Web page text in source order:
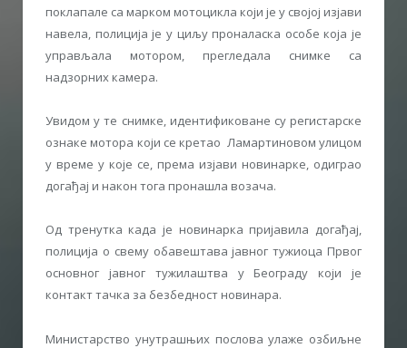
поклапале са марком мотоцикла који је у својој изјави
навела, полиција је у циљу проналаска особе која је
управљала мотором, прегледала снимке са
надзорних камера.
Увидом у те снимке, идентификоване су регистарске
ознаке мотора који се кретао Ламартиновом улицом
у време у које се, према изјави новинарке, одиграо
догађај и након тога пронашла возача.
Од тренутка када је новинарка пријавила догађај,
полиција о свему обавештава јавног тужиоца Првог
основног јавног тужилаштва у Београду који је
контакт тачка за безбедност новинара.
Министарство унутрашњих послова улаже озбиљне